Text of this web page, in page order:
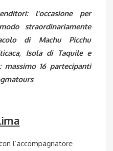
l’occasione per
straordinariamente
di Machu Picchu
Isola di Taquile e
16 partecipanti
l’accompagnatore